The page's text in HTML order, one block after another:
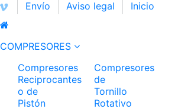
Envío Aviso legal Inicio
COMPRESORES
Compresores
Reciprocantes
o de
Pistón
Compresores
de
Tornillo
Rotativo